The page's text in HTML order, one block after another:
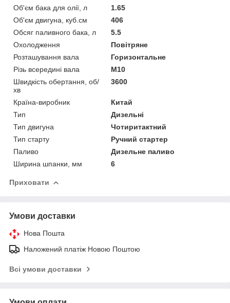
Об'єм бака для олії, л
1.65
Об'єм двигуна, куб.см
406
Обсяг паливного бака, л
5.5
Охолодження
Повітряне
Розташування вала
Горизонтальне
Різь всередині вала
М10
Швидкість обертання, об/
хв
3600
Країна-виробник
Китай
Тип
Дизельні
Тип двигуна
Чотиритактний
Тип старту
Ручний стартер
Паливо
Дизельне паливо
Ширина шпанки, мм
6
Приховати
Умови доставки
Нова Пошта
Наложений платіж Новою Поштою
Всі умови доставки